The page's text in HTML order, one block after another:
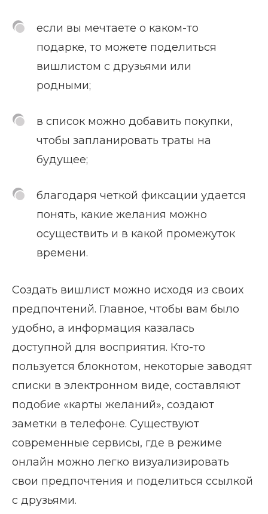
если вы мечтаете о каком-то
подарке, то можете поделиться
вишлистом с друзьями или
родными;
в список можно добавить покупки,
чтобы запланировать траты на
будущее;
благодаря четкой фиксации удается
понять, какие желания можно
осуществить и в какой промежуток
времени.
Создать вишлист можно исходя из своих
предпочтений. Главное, чтобы вам было
удобно, а информация казалась
доступной для восприятия. Кто-то
пользуется блокнотом, некоторые заводят
списки в электронном виде, составляют
подобие «карты желаний», создают
заметки в телефоне. Существуют
современные сервисы, где в режиме
онлайн можно легко визуализировать
свои предпочтения и поделиться ссылкой
с друзьями.